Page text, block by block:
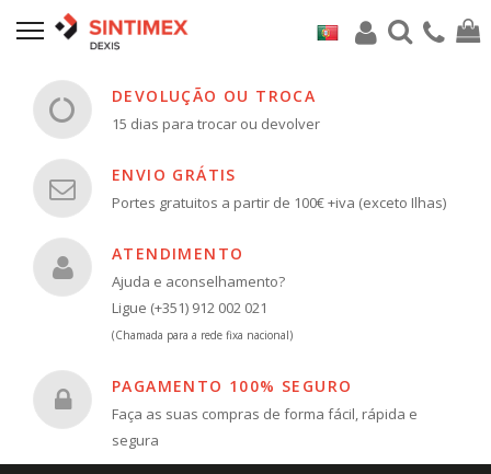
DEVOLUÇÃO OU TROCA
15 dias para trocar ou devolver
ENVIO GRÁTIS
Portes gratuitos a partir de 100€ +iva (exceto Ilhas)
ATENDIMENTO
Ajuda e aconselhamento?
Ligue (+351) 912 002 021
(Chamada para a rede fixa nacional)
PAGAMENTO 100% SEGURO
Faça as suas compras de forma fácil, rápida e
segura